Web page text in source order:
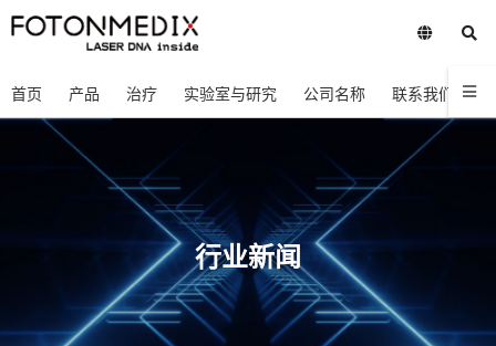
首页 产品 治疗 实验室与研究 公司名称 联系我们
行业新闻